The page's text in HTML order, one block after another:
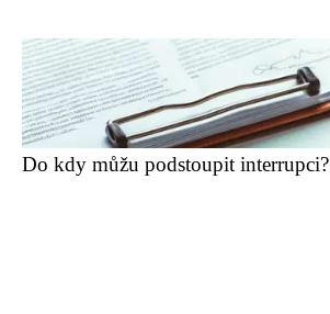
Do kdy můžu podstoupit interrupci?